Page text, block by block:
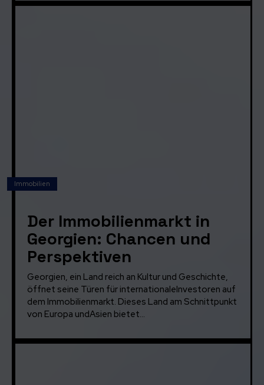
Immobilien
Der Immobilienmarkt in
Georgien: Chancen und
Perspektiven
Georgien, ein Land reich an Kultur und Geschichte,
öffnet seine Türen für internationaleInvestoren auf
dem Immobilienmarkt. Dieses Land am Schnittpunkt
von Europa undAsien bietet...